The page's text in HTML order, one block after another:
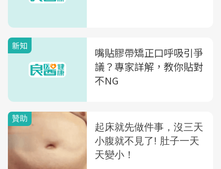
新知
嘴貼膠帶矯正口呼吸引爭
議？專家詳解，教你貼對
不NG